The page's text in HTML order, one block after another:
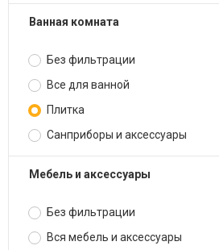
Ванная комната
Без фильтрации
Все для ванной
Плитка
Санприборы и аксессуары
Мебель и аксессуары
Без фильтрации
Вся мебель и аксессуары